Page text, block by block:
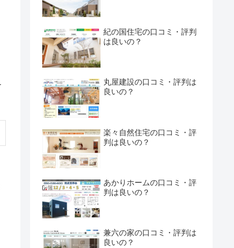
紀の国住宅の口コミ・評判
は良いの？
丸屋建設の口コミ・評判は
良いの？
楽々自然住宅の口コミ・評
判は良いの？
あかりホームの口コミ・評
判は良いの？
兼六の家の口コミ・評判は
良いの？